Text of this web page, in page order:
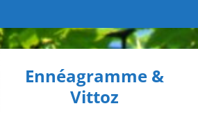
Ennéagramme &
Vittoz